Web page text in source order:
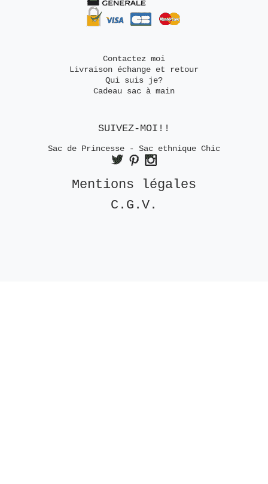
Contactez moi
Livraison échange et retour
Qui suis je?
Cadeau sac à main
SUIVEZ-MOI!!
Sac de Princesse - Sac ethnique Chic
Mentions légales
C.G.V.